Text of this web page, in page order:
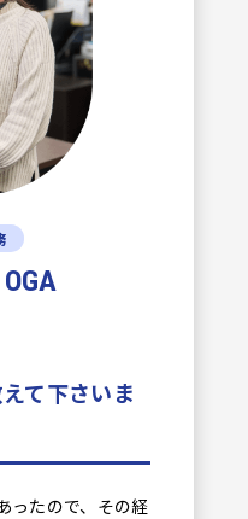
て下さいま
ったので、その経